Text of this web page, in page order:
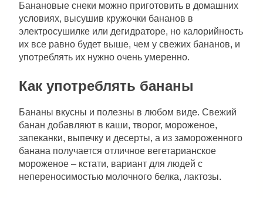
Банановые снеки можно приготовить в домашних
условиях, высушив кружочки бананов в
электросушилке или дегидраторе, но калорийность
их все равно будет выше, чем у свежих бананов, и
употреблять их нужно очень умеренно.
Как употреблять бананы
Бананы вкусны и полезны в любом виде. Свежий
банан добавляют в каши, творог, мороженое,
запеканки, выпечку и десерты, а из замороженного
банана получается отличное вегетарианское
мороженое – кстати, вариант для людей с
непереносимостью молочного белка, лактозы.